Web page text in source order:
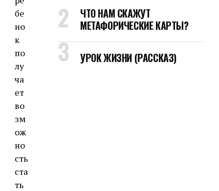
бе
но
к
по
лу
ча
ет
во
зм
ож
но
сть
ста
ть
ЧТО НАМ СКАЖУТ
МЕТАФОРИЧЕСКИЕ КАРТЫ?
УРОК ЖИЗНИ (РАССКАЗ)